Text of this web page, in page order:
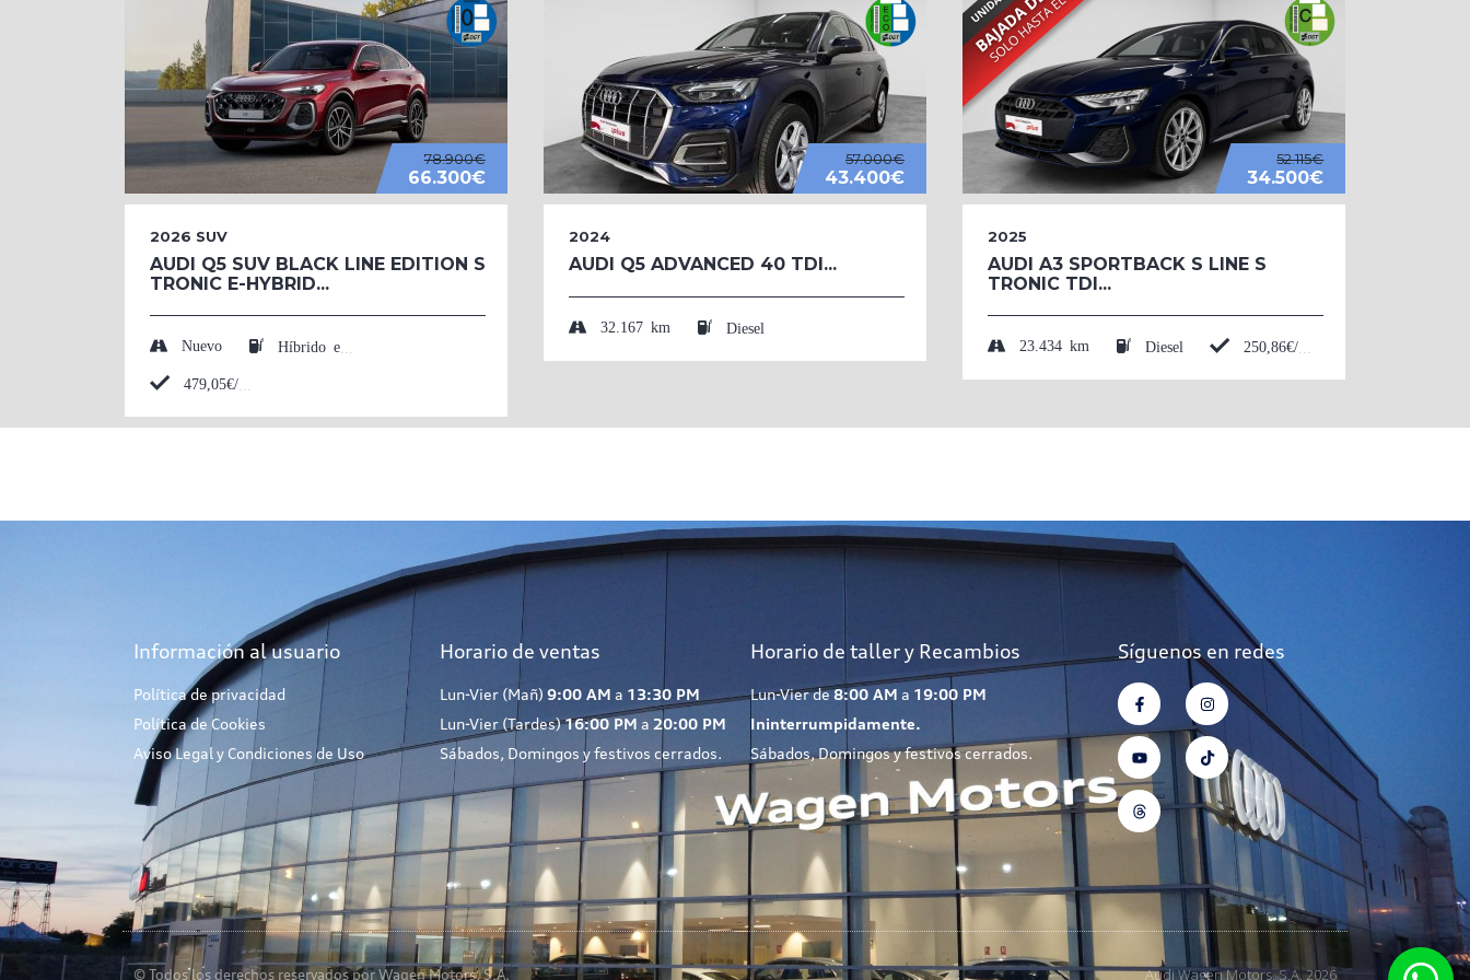
78.900€
66.300€
2026 SUV
AUDI Q5 SUV BLACK LINE EDITION S
TRONIC E-HYBRID...
Nuevo
57.000€
43.400€
2024
AUDI Q5 ADVANCED 40 TDI...
32.167 km Diesel
52.115€
34.500€
2025
AUDI A3 SPORTBACK S LINE S
TRONIC TDI...
23.434 km Diesel
Información al usuario
Política de privacidad
Política de Cookies
Aviso Legal y Condiciones de Uso
Horario de ventas
Lun-Vier (Mañ) 9:00 AM a 13:30 PM
Lun-Vier (Tardes)16:00 PM a 20:00 PM
Sábados, Domingos y festivos cerrados.
Horario de taller y Recambios
Lun-Vier de8:00 AM a 19:00 PM
Ininterrumpidamente.
Sábados, Domingos y festivos cerrados.
Síguenos en redes
© Todos los derechos reservados por Wagen Motors, S.A. Audi Wagen Motors, S.A. 2026